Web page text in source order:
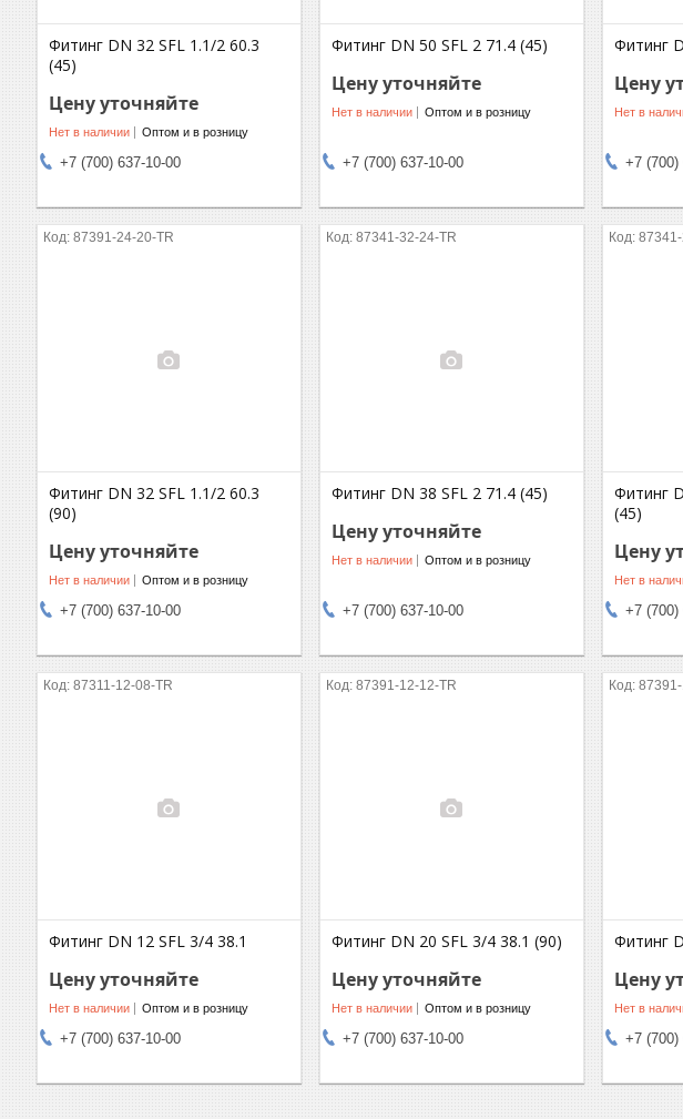
Фитинг DN 32 SFL 1.1/2 60.3
(45)
Цену уточняйте
Нет в наличии Оптом и в розницу
+7 (700) 637-10-00
Фитинг DN 50 SFL 2 71.4 (45)
Цену уточняйте
Нет в наличии Оптом и в розницу
+7 (700) 637-10-00
Фитинг
Цену
Нет в
+7 (700)
87391-24-20-TR
Фитинг DN 32 SFL 1.1/2 60.3
(90)
Цену уточняйте
Нет в наличии Оптом и в розницу
+7 (700) 637-10-00
87341-32-24-TR
Фитинг DN 38 SFL 2 71.4 (45)
Цену уточняйте
Нет в наличии Оптом и в розницу
+7 (700) 637-10-00
Фитинг
(45)
Цену
Нет в
+7 (700)
87311-12-08-TR
Фитинг DN 12 SFL 3/4 38.1
Цену уточняйте
Нет в наличии Оптом и в розницу
+7 (700) 637-10-00
87391-12-12-TR
Фитинг DN 20 SFL 3/4 38.1 (90)
Цену уточняйте
Нет в наличии Оптом и в розницу
+7 (700) 637-10-00
Фитинг
Цену
Нет в
+7 (700)